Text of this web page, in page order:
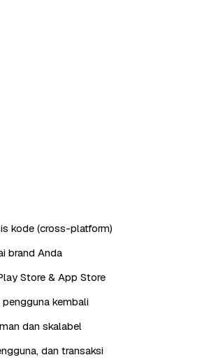
kode (cross-platform)
brand Anda
Store & App Store
kembali
dan skalabel
dan transaksi